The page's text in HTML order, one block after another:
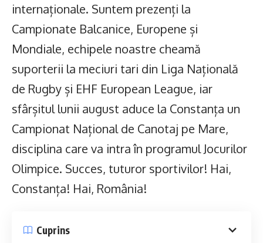
internaționale. Suntem prezenți la
Campionate Balcanice, Europene și
Mondiale, echipele noastre cheamă
suporterii la meciuri tari din Liga Națională
de Rugby și EHF European League, iar
sfârșitul lunii august aduce la Constanța un
Campionat Național de Canotaj pe Mare,
disciplina care va intra în programul Jocurilor
Olimpice. Succes, tuturor sportivilor! Hai,
Constanța! Hai, România!
Cuprins